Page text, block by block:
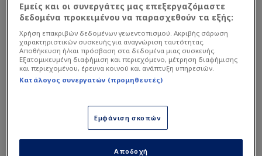
Εμείς και οι συνεργάτες μας επεξεργαζόμαστε
δεδομένα προκειμένου να παρασχεθούν τα εξής:
Χρήση επακριβών δεδομένων γεωεντοπισμού. Ακριβής σάρωση
χαρακτηριστικών συσκευής για αναγνώριση ταυτότητας.
Αποθήκευση ή/και πρόσβαση στα δεδομένα μιας συσκευής.
Εξατομικευμένη διαφήμιση και περιεχόμενο, μέτρηση διαφήμισης
και περιεχομένου, έρευνα κοινού και ανάπτυξη υπηρεσιών.
Κατάλογος συνεργατών (προμηθευτές)
Εμφάνιση σκοπών
Αποδοχή